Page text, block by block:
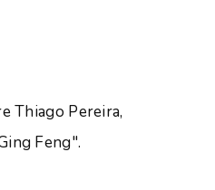
Thiago Pereira,
Feng".